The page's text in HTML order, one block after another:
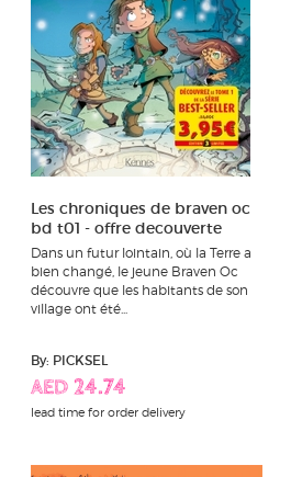
Les chroniques de braven oc
bd t01 - offre decouverte
Dans un futur lointain, où la Terre a
bien changé, le jeune Braven Oc
découvre que les habitants de son
village ont été...
By: PICKSEL
AED 24.74
lead time for order delivery